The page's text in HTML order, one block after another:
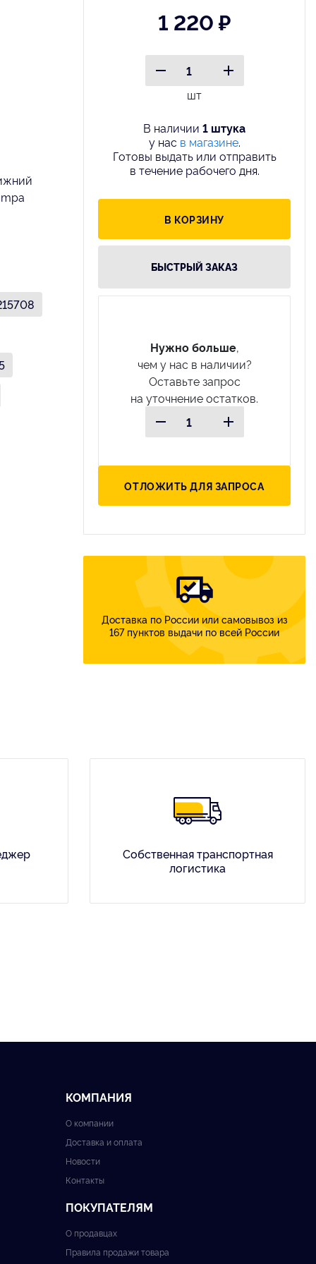
1 220 ₽
шт
В наличии 1 штука
у нас в магазине.
Готовы выдать или отправить
в течение рабочего дня.
В КОРЗИНУ
БЫСТРЫЙ ЗАКАЗ
Нужно больше,
чем у нас в наличии?
Оставьте запрос
на уточнение остатков.
ОТЛОЖИТЬ ДЛЯ ЗАПРОСА
Доставка по России или самовывоз из
167 пунктов выдачи по всей России
Собственная транспортная
логистика
КОМПАНИЯ
О компании
Доставка и оплата
Новости
Контакты
ПОКУПАТЕЛЯМ
О продавцах
Правила продажи товара